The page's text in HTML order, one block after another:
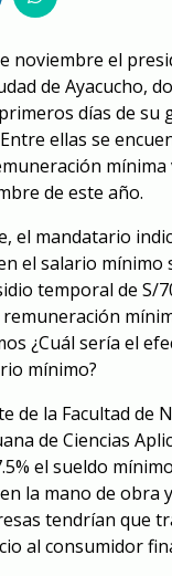
noviembre el
de Ayacucho,
días de su
ellas se
mínima
de este año.
el mandatario
el salario mínimo
temporal de S/
¿Cuál sería el
mínimo?
de la Facultad de
de Ciencias
el sueldo
la mano de obra
tendrían que
al consumidor